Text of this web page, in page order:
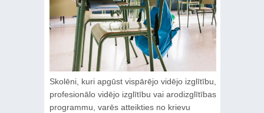
Skolēni, kuri apgūst vispārējo vidējo izglītību,
profesionālo vidējo izglītību vai arodizglītības
programmu, varēs atteikties no krievu